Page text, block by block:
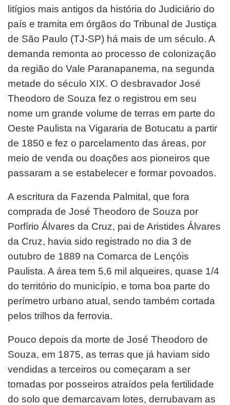
litígios mais antigos da história do Judiciário do
país e tramita em órgãos do Tribunal de Justiça
de São Paulo (TJ-SP) há mais de um século. A
demanda remonta ao processo de colonização
da região do Vale Paranapanema, na segunda
metade do século XIX. O desbravador José
Theodoro de Souza fez o registrou em seu
nome um grande volume de terras em parte do
Oeste Paulista na Vigararia de Botucatu a partir
de 1850 e fez o parcelamento das áreas, por
meio de venda ou doações aos pioneiros que
passaram a se estabelecer e formar povoados.
A escritura da Fazenda Palmital, que fora
comprada de José Theodoro de Souza por
Porfírio Álvares da Cruz, pai de Aristides Álvares
da Cruz, havia sido registrado no dia 3 de
outubro de 1889 na Comarca de Lençóis
Paulista. A área tem 5,6 mil alqueires, quase 1/4
do território do município, e toma boa parte do
perímetro urbano atual, sendo também cortada
pelos trilhos da ferrovia.
Pouco depois da morte de José Theodoro de
Souza, em 1875, as terras que já haviam sido
vendidas a terceiros ou começaram a ser
tomadas por posseiros atraídos pela fertilidade
do solo que demarcavam lotes, derrubavam as